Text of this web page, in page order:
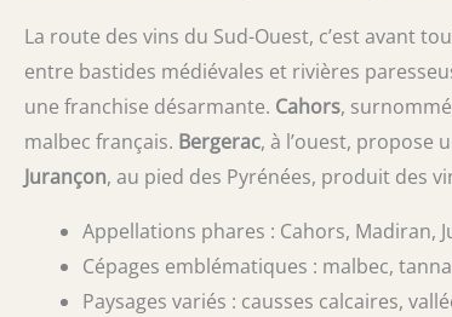
La route des vins du Sud-Ouest, c’est avant
entre bastides médiévales et rivières
une franchise désarmante. Cahors,
malbec français. Bergerac, à l’ouest, propose
Jurançon, au pied des Pyrénées, produit des
Appellations phares : Cahors, Madiran,
Cépages emblématiques : malbec,
Paysages variés : causses calcaires,